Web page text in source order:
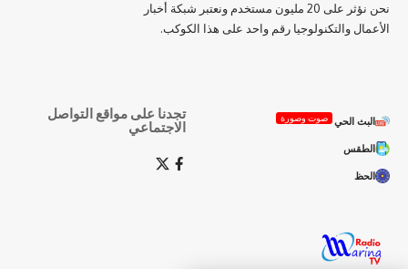
نحن نؤثر على 20 مليون مستخدم ونعتبر شبكة أخبار
الأعمال والتكنولوجيا رقم واحد على هذا الكوكب.
البث الحي صوت وصورة
الطقس
الحظ
تجدنا على مواقع التواصل
الاجتماعي